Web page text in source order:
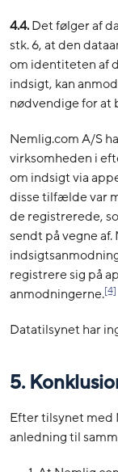
4.4.Det følger af
stk. 6, at den
om identiteten af
indsigt, kan
nødvendige for
Nemlig.com A/S
virksomheden i
om indsigt via
disse tilfælde var
de registrerede,
sendt på vegne
registrere sig på
anmodningerne.[4]
Datatilsynet har
5.
Efter tilsynet med
anledning til